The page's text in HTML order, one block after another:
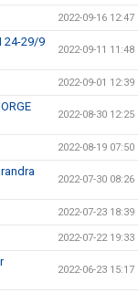
2022-09-16 12:47
24-29/9
2022-09-11 11:48
2022-09-01 12:39
2022-08-30 12:25
2022-08-19 07:50
2022-07-30 08:26
2022-07-23 18:39
2022-07-22 19:33
2022-06-23 15:17